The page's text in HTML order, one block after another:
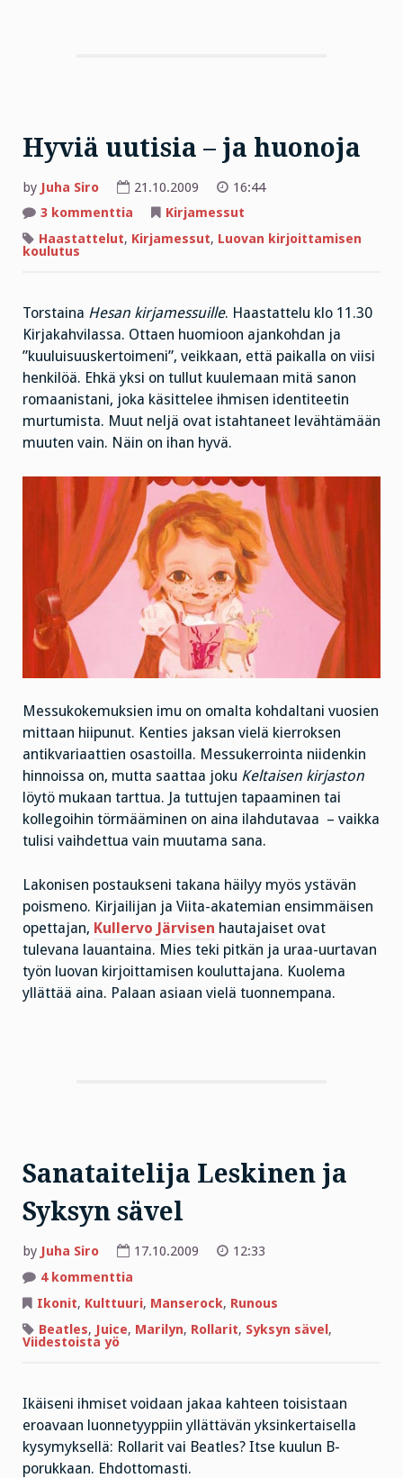
Hyviä uutisia – ja huonoja
by Juha Siro 21.10.2009
16:44
3 kommenttia artikkeliin
uutisia
Kirjamessut
Haastattelut, Kirjamessut, Luovan kirjoittamisen
koulutus
Torstaina Hesan kirjamessuille. Haastattelu klo 11.30
Kirjakahvilassa. Ottaen huomioon ajankohdan ja
”kuuluisuuskertoimeni”, veikkaan, että paikalla on viisi
henkilöä. Ehkä yksi on tullut kuulemaan mitä sanon
romaanistani, joka käsittelee ihmisen identiteetin
murtumista. Muut neljä ovat istahtaneet levähtämään
muuten vain. Näin on ihan hyvä.
Messukokemuksien imu on omalta kohdaltani vuosien
mittaan hiipunut. Kenties jaksan vielä kierroksen
antikvariaattien osastoilla. Messukerrointa niidenkin
hinnoissa on, mutta saattaa joku Keltaisen kirjaston
löytö mukaan tarttua. Ja tuttujen tapaaminen tai
kollegoihin törmääminen on aina ilahdutavaa – vaikka
tulisi vaihdettua vain muutama sana.
Lakonisen postaukseni takana häilyy myös ystävän
poismeno. Kirjailijan ja Viita-akatemian ensimmäisen
opettajan, Kullervo Järvisen hautajaiset ovat
tulevana lauantaina. Mies teki pitkän ja uraa-uurtavan
työn luovan kirjoittamisen kouluttajana. Kuolema
yllättää aina. Palaan asiaan vielä tuonnempana.
Sanataitelija Leskinen ja
Syksyn sävel
by Juha Siro 17.10.2009
12:33
4 kommenttia
Leskinen
ja
Syksyn
sävel
Ikonit, Kulttuuri, Manserock, Runous
Beatles, Juice, Marilyn, Rollarit, Syksyn sävel,
Viidestoista yö
Ikäiseni ihmiset voidaan jakaa kahteen toisistaan
eroavaan luonnetyyppiin yllättävän yksinkertaisella
kysymyksellä: Rollarit vai Beatles? Itse kuulun B-
porukkaan. Ehdottomasti.